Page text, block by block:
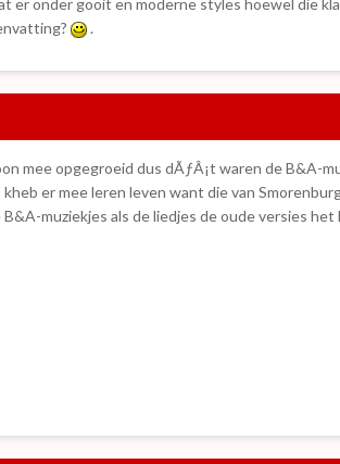
.
mee opgegroeid dus dÃƒÂ¡t waren de B&A-
er mee leren leven want die van
muziekjes als de liedjes de oude versies het